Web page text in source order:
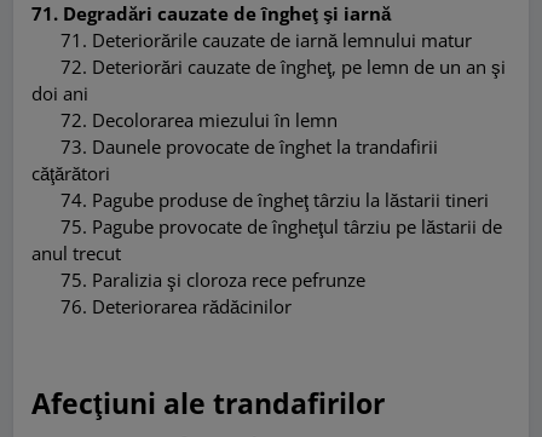
71. Degradări cauzate de îngheţ şi iarnă
71. Deteriorările cauzate de iarnă lemnului matur
72. Deteriorări cauzate de îngheţ, pe lemn de un an şi
doi ani
72. Decolorarea miezului în lemn
73. Daunele provocate deînghet la trandafirii
căţărători
74. Pagube produse deîngheţ târziu la lăstarii tineri
75. Pagube provocate deîngheţul târziu pe lăstarii de
anul trecut
75. Paralizia şi cloroza rece pefrunze
76. Deteriorarea rădăcinilor
Afecţiuni ale trandafirilor